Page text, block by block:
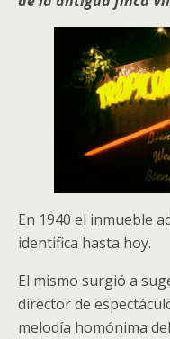
En 1940 el inmueble
identifica hasta hoy.
El mismo surgió a
director de
melodía homónima